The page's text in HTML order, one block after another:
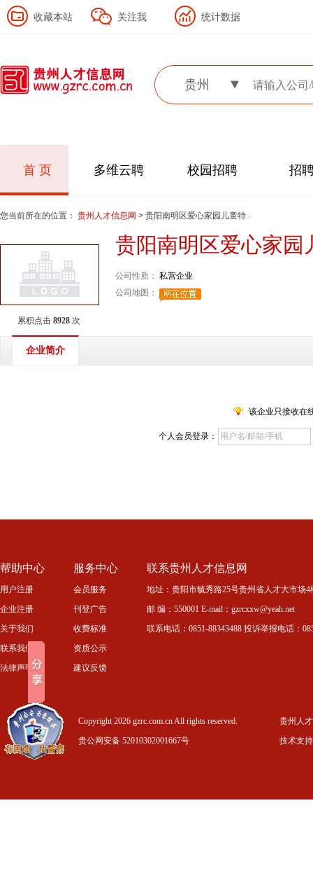
收藏本站 关注我 统计数据
贵州
首 页 多维云聘 校园招聘 招
您当前所在的位置： 贵州人才信息网 > 贵阳南明区爱心家园儿童特..
累积点击 8928 次
贵阳南明区爱心家园
公司性质： 私营企业
公司地图：
企业简介
该企业只接收在
个人会员登录：
帮助中心
用户注册
企业注册
关于我们
联系我们
法律声明
服务中心
会员服务
刊登广告
收费标准
资质公示
建议反馈
联系贵州人才信息网
地址：贵阳市毓秀路25号贵州省人才大市场
邮 编：550001 E-mail：gzrcxxw@yeah.net
联系电话：0851-88343488 投诉举报电话：
Copyright 2026 gzrc.com.cn All rights reserved.
贵公网安备 52010302001667号
贵州人
技术支